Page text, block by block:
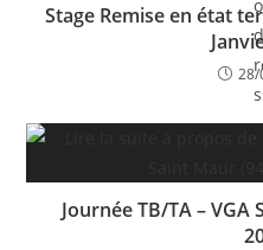
Stage Remise en état
28/
Journée TB/TA – VGA